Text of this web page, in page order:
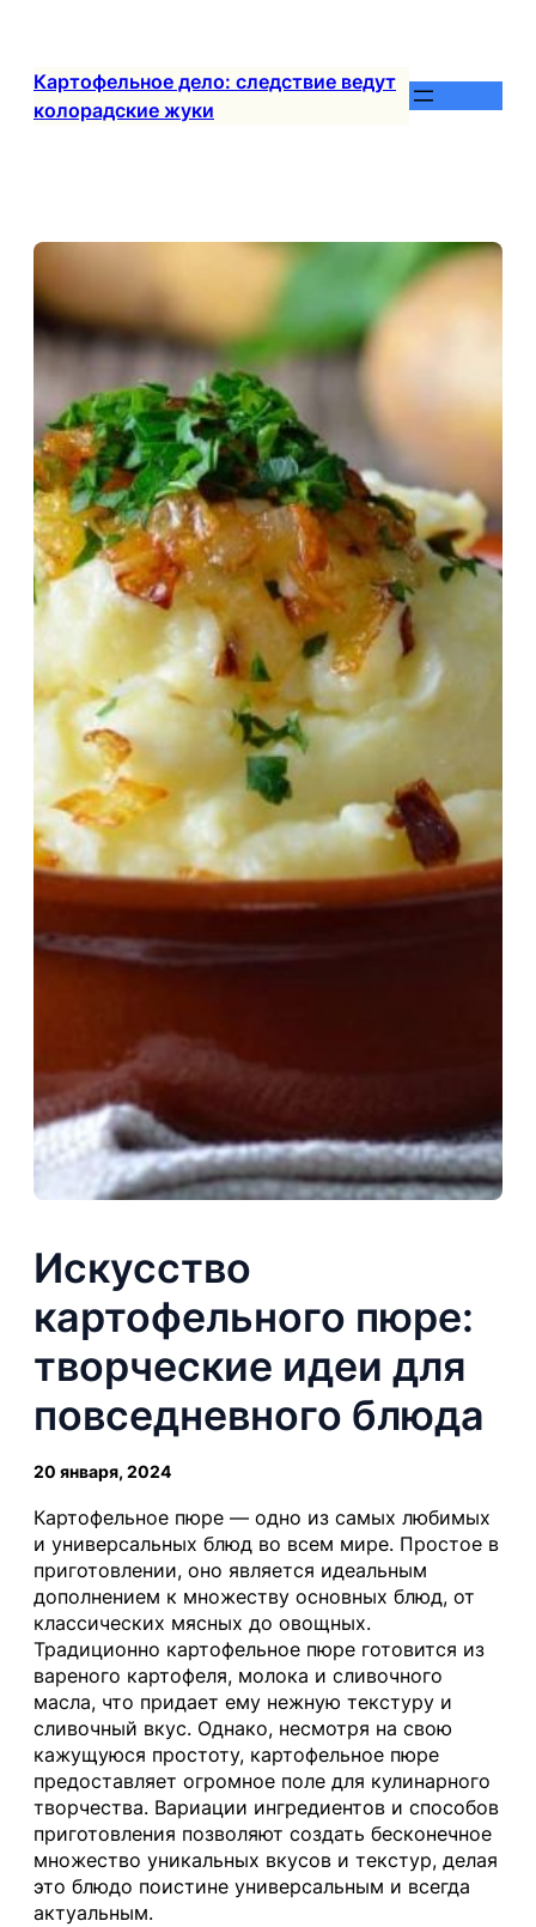
содержимому
Картофельное дело: следствие ведут
колорадские жуки
Искусство
картофельного пюре:
творческие идеи для
повседневного блюда
20 января, 2024
Картофельное пюре — одно из самых любимых
и универсальных блюд во всем мире. Простое в
приготовлении, оно является идеальным
дополнением к множеству основных блюд, от
классических мясных до овощных.
Традиционно картофельное пюре готовится из
вареного картофеля, молока и сливочного
масла, что придает ему нежную текстуру и
сливочный вкус. Однако, несмотря на свою
кажущуюся простоту, картофельное пюре
предоставляет огромное поле для кулинарного
творчества. Вариации ингредиентов и способов
приготовления позволяют создать бесконечное
множество уникальных вкусов и текстур, делая
это блюдо поистине универсальным и всегда
актуальным.